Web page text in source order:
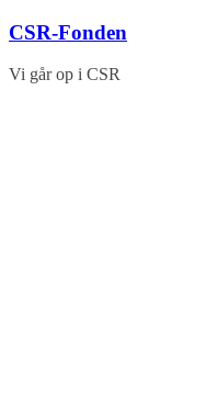
Skip
content
CSR-Fonden
Vi går op i CSR